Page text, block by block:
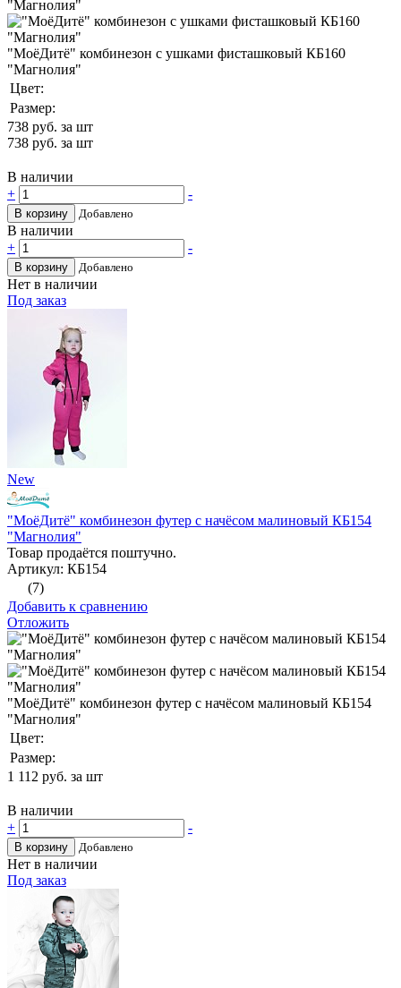
"МоёДитё" комбинезон с ушками фисташковый КБ160
"Магнолия"
Цвет:
Размер:
738 руб. за шт
738 руб. за шт
В наличии
+
-
В корзину Добавлено
В наличии
+
-
В корзину Добавлено
Нет в наличии
Под заказ
New
"МоёДитё" комбинезон футер с начёсом малиновый КБ154
"Магнолия"
Товар продаётся поштучно.
Артикул: КБ154
(7)
Добавить к сравнению
Отложить
"МоёДитё" комбинезон футер с начёсом малиновый КБ154
"Магнолия"
Цвет:
Размер:
1 112 руб. за шт
В наличии
+
-
В корзину Добавлено
Нет в наличии
Под заказ